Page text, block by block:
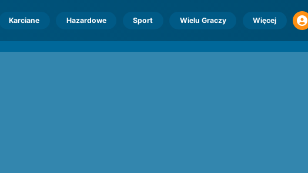
Karciane Hazardowe Sport Wielu Graczy Więcej